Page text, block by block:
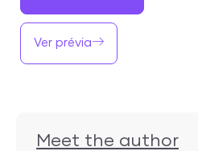
Ver prévia
Meet the author